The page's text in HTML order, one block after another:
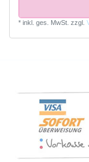
* inkl. ges. MwSt. zzgl.